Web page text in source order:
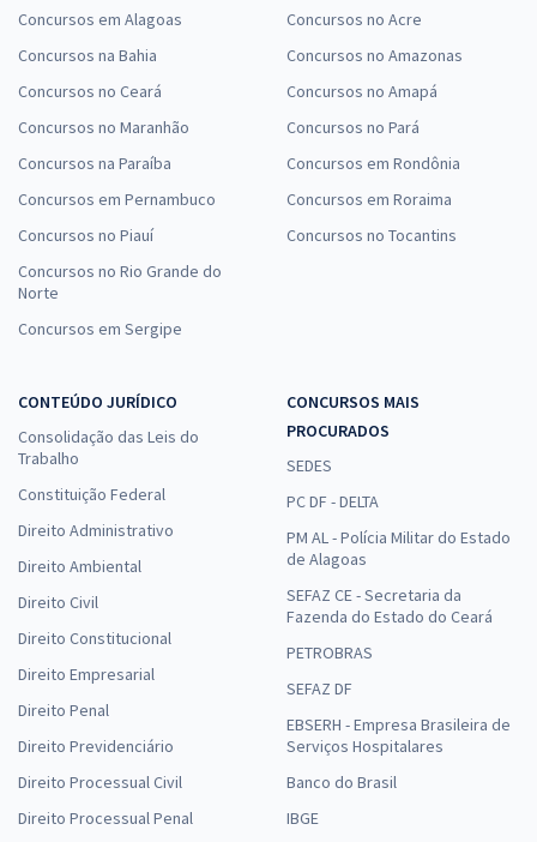
Concursos em Alagoas
Concursos na Bahia
Concursos no Ceará
Concursos no Maranhão
Concursos na Paraíba
Concursos em Pernambuco
Concursos no Piauí
Concursos no Rio Grande do
Norte
Concursos em Sergipe
Concursos no Acre
Concursos no Amazonas
Concursos no Amapá
Concursos no Pará
Concursos em Rondônia
Concursos em Roraima
Concursos no Tocantins
CONTEÚDO JURÍDICO
Consolidação das Leis do
Trabalho
Constituição Federal
Direito Administrativo
Direito Ambiental
Direito Civil
Direito Constitucional
Direito Empresarial
Direito Penal
Direito Previdenciário
Direito Processual Civil
Direito Processual Penal
CONCURSOS MAIS
PROCURADOS
SEDES
PC DF - DELTA
PM AL - Polícia Militar do Estado
de Alagoas
SEFAZ CE - Secretaria da
Fazenda do Estado do Ceará
PETROBRAS
SEFAZ DF
EBSERH - Empresa Brasileira de
Serviços Hospitalares
Banco do Brasil
IBGE